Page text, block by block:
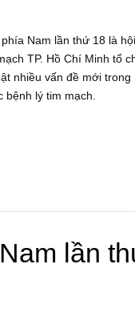
Nam lần thứ 18 là hội
TP. Hồ Chí Minh tổ
nhiều vấn đề mới trong
lý tim mạch.
lần